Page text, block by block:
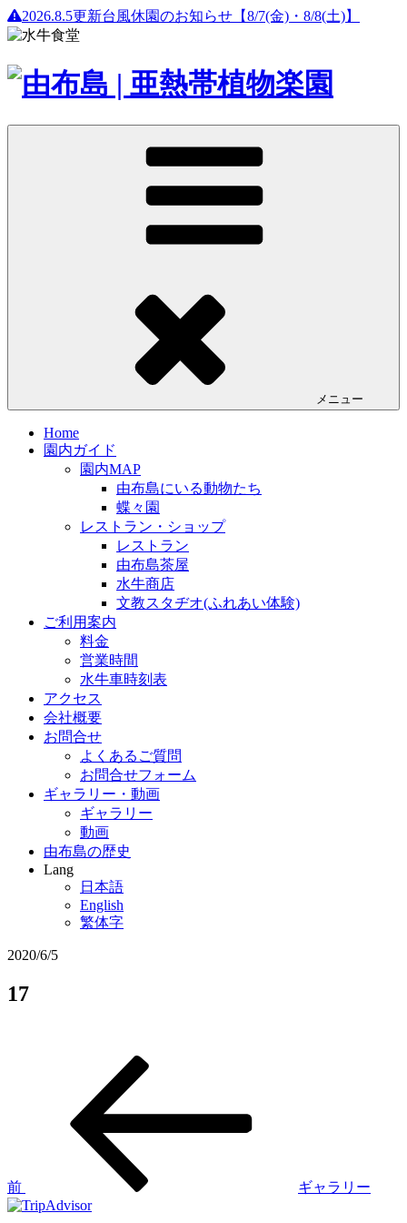
2026.8.5更新台風休園のお知らせ【8/7(金)・8/8(土)】
メニュー
Home
園内ガイド
園内MAP
由布島にいる動物たち
蝶々園
レストラン・ショップ
レストラン
由布島茶屋
水牛商店
文教スタヂオ(ふれあい体験)
ご利用案内
料金
営業時間
水牛車時刻表
アクセス
会社概要
お問合せ
よくあるご質問
お問合せフォーム
ギャラリー・動画
ギャラリー
動画
由布島の歴史
Lang
日本語
English
繁体字
2020/6/5
17
ゲ
ー
前 ギャラリー